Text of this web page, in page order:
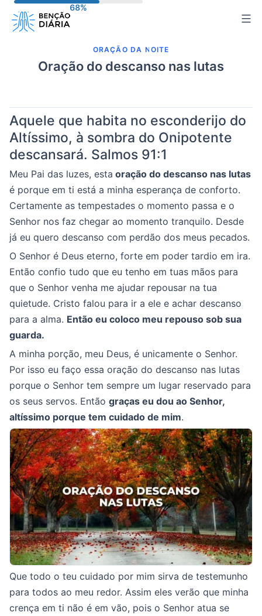
para
conteúdo
ORAÇÃO DA NOITE
Oração do descanso nas lutas
Aquele que habita no esconderijo do
Altíssimo, à sombra do Onipotente
descansará. Salmos 91:1
Meu Pai das luzes, esta oração do descanso nas lutas
é porque em ti está a minha esperança de conforto.
Certamente as tempestades o momento passa e o
Senhor nos faz chegar ao momento tranquilo. Desde
já eu quero descanso com perdão dos meus pecados.
O Senhor é Deus eterno, forte em poder tardio em ira.
Então confio tudo que eu tenho em tuas mãos para
que o Senhor venha me ajudar repousar na tua
quietude. Cristo falou para ir a ele e achar descanso
para a alma. Então eu coloco meu repouso sob sua
guarda.
A minha porção, meu Deus, é unicamente o Senhor.
Por isso eu faço essa oração do descanso nas lutas
porque o Senhor tem sempre um lugar reservado para
os seus servos. Então graças eu dou ao Senhor,
altíssimo porque tem cuidado de mim.
Que todo o teu cuidado por mim sirva de testemunho
para todos ao meu redor. Assim eles verão que minha
crença em ti não é em vão, pois o Senhor atua se